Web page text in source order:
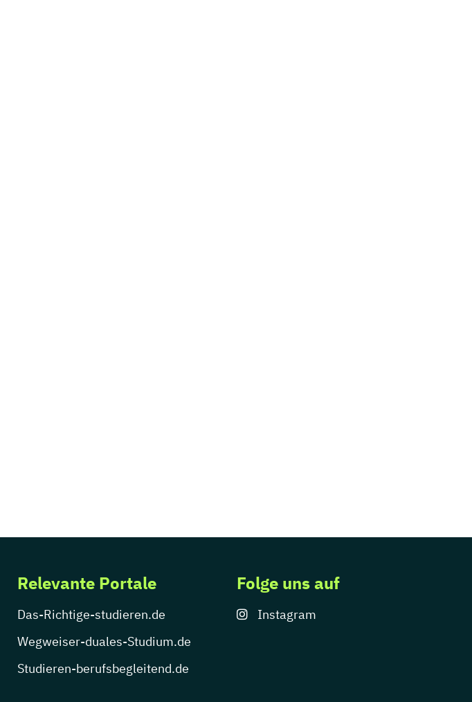
Relevante Portale
Das-Richtige-studieren.de
Wegweiser-duales-Studium.de
Studieren-berufsbegleitend.de
Folge uns auf
Instagram